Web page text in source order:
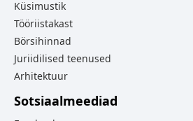
Küsimustik
Tööriistakast
Börsihinnad
Juriidilised teenused
Arhitektuur
Sotsiaalmeediad